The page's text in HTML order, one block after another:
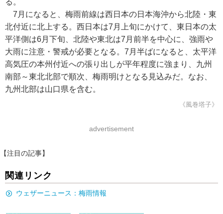
る。
7月になると、梅雨前線は西日本の日本海沖から北陸・東
北付近に北上する。西日本は7月上旬にかけて、東日本の太
平洋側は6月下旬、北陸や東北は7月前半を中心に、強雨や
大雨に注意・警戒が必要となる。7月半ばになると、太平洋
高気圧の本州付近への張り出しが平年程度に強まり、九州
南部～東北北部で順次、梅雨明けとなる見込みだ。なお、
九州北部は山口県を含む。
《風巻塔子》
advertisement
【注目の記事】
関連リンク
ウェザーニュース：梅雨情報